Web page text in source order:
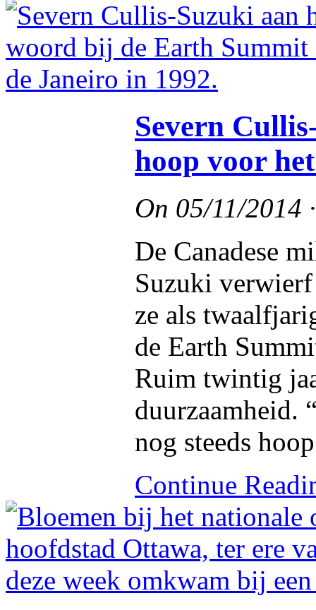
Severn
hoop voor
On 05/11/2014
De Canadese
Suzuki
ze als
de Earth
Ruim twintig
duurzaamheid.
nog steeds
Continue